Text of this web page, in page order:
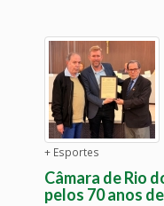
+ Esportes
Câmara de Rio
pelos 70 anos